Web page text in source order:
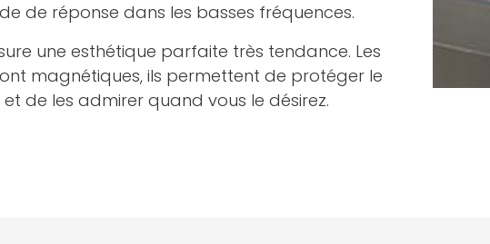
de réponse dans les basses fréquences.
une esthétique parfaite très tendance. Les
magnétiques, ils permettent de protéger le
de les admirer quand vous le désirez.